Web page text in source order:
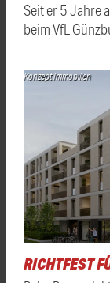
Seit er 5 Jahre
beim VfL
Konzept Immobilien
RICHTFEST